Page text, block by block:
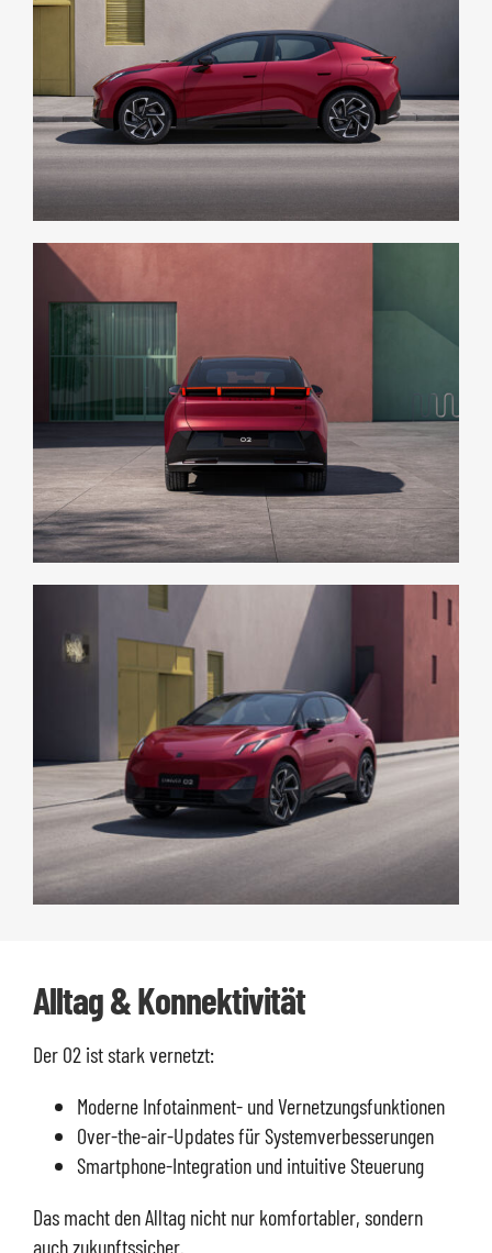
Alltag & Konnektivität
Der 02 ist stark vernetzt:
Moderne Infotainment- und Vernetzungsfunktionen
Over-the-air-Updates für Systemverbesserungen
Smartphone-Integration und intuitive Steuerung
Das macht den Alltag nicht nur komfortabler, sondern
auch zukunftssicher.